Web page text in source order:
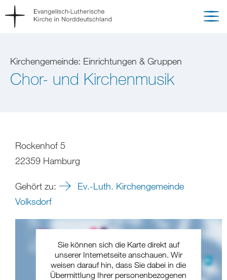
Kirchengemeinde: Einrichtungen & Gruppen
Chor- und Kirchenmusik
Rockenhof 5
22359 Hamburg
Gehört zu:
Ev.-Luth. Kirchengemeinde
Volksdorf
Sie können sich die Karte direkt auf
unserer Internetseite anschauen. Wir
weisen darauf hin, dass Sie dabei in die
Übermittlung Ihrer personenbezogenen